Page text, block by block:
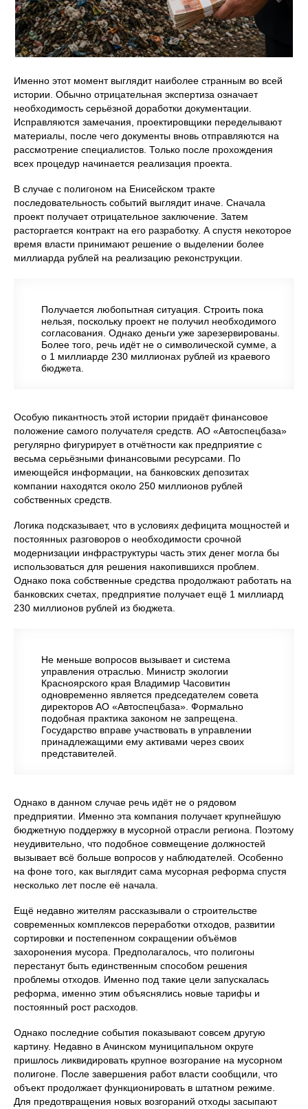
Именно этот момент выглядит наиболее странным во всей
истории. Обычно отрицательная экспертиза означает
необходимость серьёзной доработки документации.
Исправляются замечания, проектировщики переделывают
материалы, после чего документы вновь отправляются на
рассмотрение специалистов. Только после прохождения
всех процедур начинается реализация проекта.
В случае с полигоном на Енисейском тракте
последовательность событий выглядит иначе. Сначала
проект получает отрицательное заключение. Затем
расторгается контракт на его разработку. А спустя некоторое
время власти принимают решение о выделении более
миллиарда рублей на реализацию реконструкции.
Получается любопытная ситуация. Строить пока
нельзя, поскольку проект не получил необходимого
согласования. Однако деньги уже зарезервированы.
Более того, речь идёт не о символической сумме, а
о 1 миллиарде 230 миллионах рублей из краевого
бюджета.
Особую пикантность этой истории придаёт финансовое
положение самого получателя средств. АО «Автоспецбаза»
регулярно фигурирует в отчётности как предприятие с
весьма серьёзными финансовыми ресурсами. По
имеющейся информации, на банковских депозитах
компании находятся около 250 миллионов рублей
собственных средств.
Логика подсказывает, что в условиях дефицита мощностей и
постоянных разговоров о необходимости срочной
модернизации инфраструктуры часть этих денег могла бы
использоваться для решения накопившихся проблем.
Однако пока собственные средства продолжают работать на
банковских счетах, предприятие получает ещё 1 миллиард
230 миллионов рублей из бюджета.
Не меньше вопросов вызывает и система
управления отраслью. Министр экологии
Красноярского края Владимир Часовитин
одновременно является председателем совета
директоров АО «Автоспецбаза». Формально
подобная практика законом не запрещена.
Государство вправе участвовать в управлении
принадлежащими ему активами через своих
представителей.
Однако в данном случае речь идёт не о рядовом
предприятии. Именно эта компания получает крупнейшую
бюджетную поддержку в мусорной отрасли региона. Поэтому
неудивительно, что подобное совмещение должностей
вызывает всё больше вопросов у наблюдателей. Особенно
на фоне того, как выглядит сама мусорная реформа спустя
несколько лет после её начала.
Ещё недавно жителям рассказывали о строительстве
современных комплексов переработки отходов, развитии
сортировки и постепенном сокращении объёмов
захоронения мусора. Предполагалось, что полигоны
перестанут быть единственным способом решения
проблемы отходов. Именно под такие цели запускалась
реформа, именно этим объяснялись новые тарифы и
постоянный рост расходов.
Однако последние события показывают совсем другую
картину. Недавно в Ачинском муниципальном округе
пришлось ликвидировать крупное возгорание на мусорном
полигоне. После завершения работ власти сообщили, что
объект продолжает функционировать в штатном режиме.
Для предотвращения новых возгораний отходы засыпают